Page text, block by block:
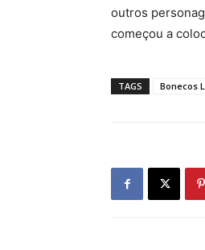
outros
começou a
TAGS Bonecos